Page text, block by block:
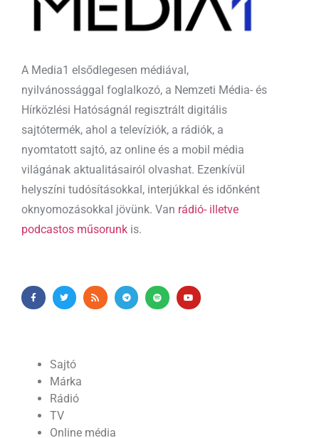
A Media1 elsődlegesen médiával,
nyilvánossággal foglalkozó, a Nemzeti Média- és
Hírközlési Hatóságnál regisztrált digitális
sajtótermék, ahol a televíziók, a rádiók, a
nyomtatott sajtó, az online és a mobil média
világának aktualitásairól olvashat. Ezenkívül
helyszíni tudósításokkal, interjúkkal és időnként
oknyomozásokkal jövünk. Van rádió- illetve
podcastos műsorunk is.
Sajtó
Márka
Rádió
TV
Online média